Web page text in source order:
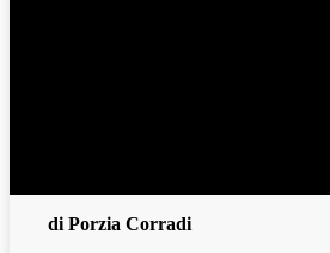
di Porzia Corradi